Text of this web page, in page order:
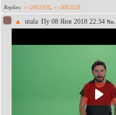
>>2052320 >>2052325
▲ utala Пy 08 Янв 2018 22:34 No.